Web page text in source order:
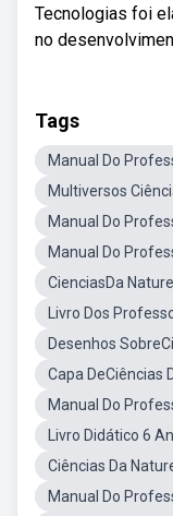
Tecnologias foi
no
Tags
Manual Do
Multiversos
Manual Do
Manual Do
CienciasDa
Livro Dos
Desenhos
Capa DeCiências
Manual Do
Livro Didático 6
Ciências Da
Manual Do